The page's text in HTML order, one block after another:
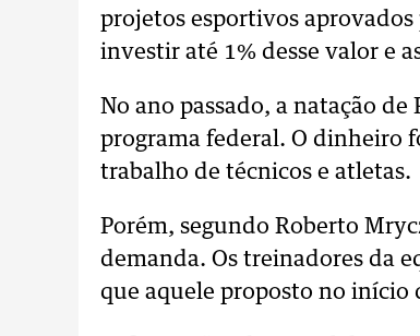
projetos esportivos
investir até 1% desse valor e
No ano passado, a natação
programa federal. O dinheiro
trabalho de técnicos e atletas.
Porém, segundo Roberto
demanda. Os treinadores da
que aquele proposto no início